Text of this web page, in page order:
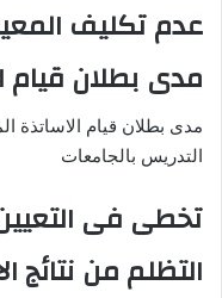
عدم تكليف
مدى بطلان قيام
مدى بطلان قيام الاساتذة
التدريس بالجامعات
تخطى فى التعيين
التظلم من نتائج